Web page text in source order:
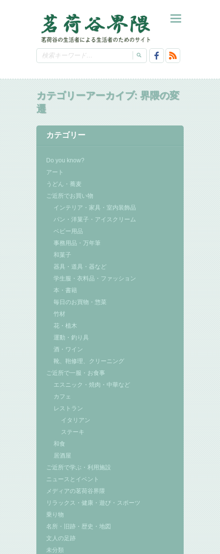
カテゴリーアーカイブ: 界隈の変
遷
カテゴリー
Do you know?
アート
うどん・蕎麦
ご近所でお買い物
インテリア・家具・室内装飾品
パン・洋菓子・アイスクリーム
ベビー用品
事務用品・万年筆
和菓子
器具・道具・器など
学生服・衣料品・ファッション
本・書籍
毎日のお買物・惣菜
竹材
花・植木
運動・釣り具
酒・ワイン
靴、鞄修理、クリーニング
ご近所で一服・お食事
エスニック・焼肉・中華など
カフェ
レストラン
イタリアン
ステーキ
和食
居酒屋
ご近所で学ぶ・利用施設
ニュースとイベント
メディアの茗荷谷界隈
リラックス・健康・遊び・スポーツ
乗り物
名所・旧跡・歴史・地図
文人の足跡
未分類